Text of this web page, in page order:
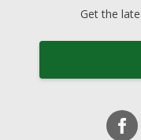
Get the